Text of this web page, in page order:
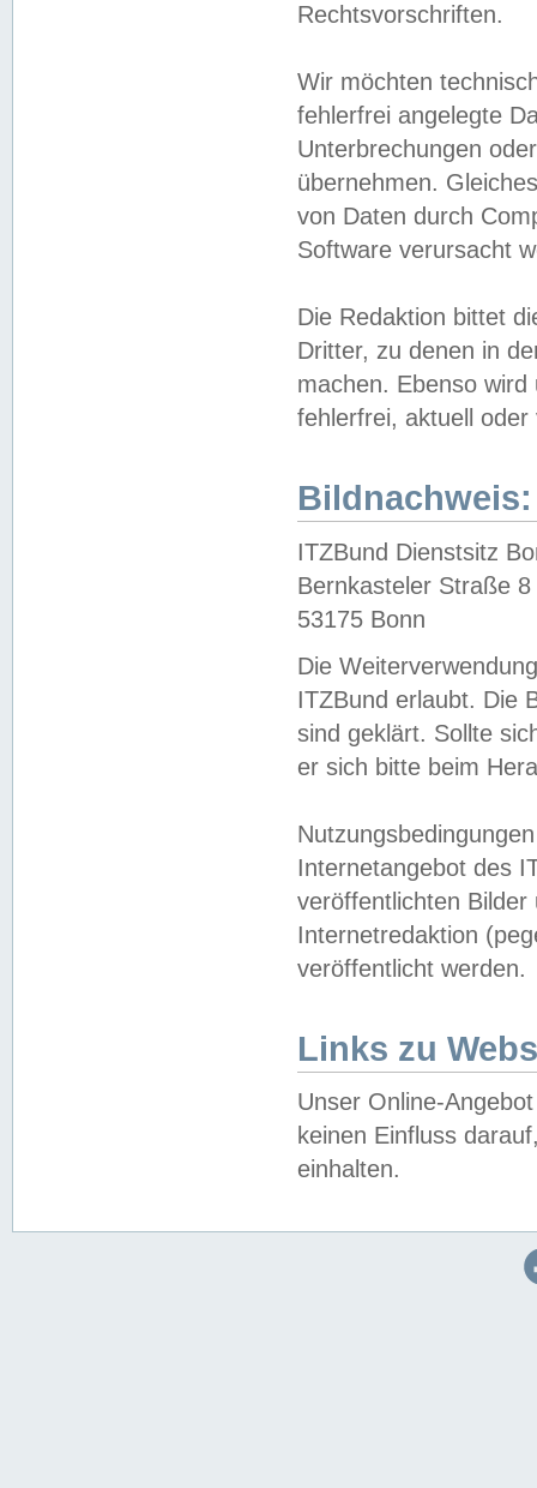
Rechtsvorschriften.
Wir möchten
fehlerfrei angelegte
Unterbrechungen
übernehmen.
von Daten durch
Software verursacht
Die Redaktion bittet
Dritter, zu denen in
machen. Ebenso
fehlerfrei, aktuell oder
Bildnachweis:
ITZBund Dienstsitz
Bernkasteler Straße 8
53175 Bonn
Die
ITZBund erlaubt. Die
sind geklärt. Sollte
er sich bitte beim
Internetangebot des
veröffentlichten
Internetredaktion
veröffentlicht werden.
Links zu
Unser Online-
keinen Einfluss
einhalten.